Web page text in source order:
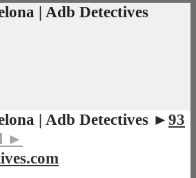
| Adb Detectives
| Adb Detectives ► 93
►